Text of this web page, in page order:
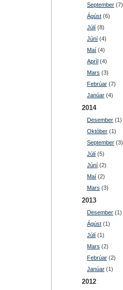
September (7)
Ágúst (6)
Júlí (8)
Júní (4)
Maí (4)
Apríl (4)
Mars (3)
Febrúar (7)
Janúar (4)
2014
Desember (1)
Október (1)
September (3)
Júlí (5)
Júní (2)
Maí (2)
Mars (3)
2013
Desember (1)
Ágúst (1)
Júlí (1)
Mars (2)
Febrúar (2)
Janúar (1)
2012